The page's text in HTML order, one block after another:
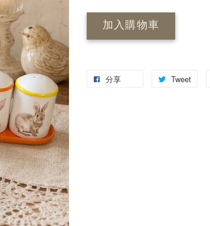
加入購物車
分享 Tweet